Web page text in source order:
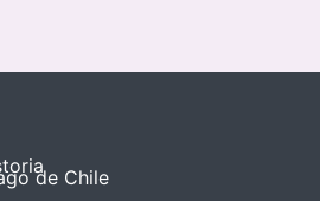
de Chile